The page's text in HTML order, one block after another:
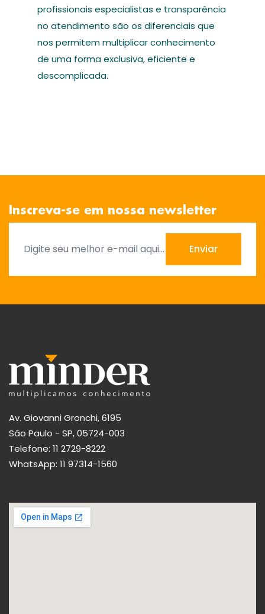
profissionais especialistas e transparência
no atendimento são os diferenciais que
nos permitem multiplicar conhecimento
de uma forma exclusiva, eficiente e
descomplicada.
Inscreva-se em nossa newsletter
Enviar
Av. Giovanni Gronchi, 6195
São Paulo - SP, 05724-003
Telefone: 11 2729-8222
WhatsApp: 11 97314-1560